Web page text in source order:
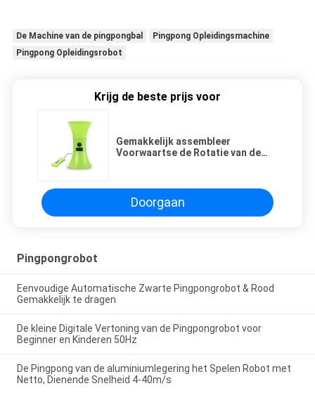
De Machine van de pingpongbal
Pingpong Opleidingsmachine
Pingpong Opleidingsrobot
Krijg de beste prijs voor
Gemakkelijk assembleer
Voorwaartse de Rotatie van de
Ballenpvc
Doorgaan
Pingpongrobot
Eenvoudige Automatische Zwarte Pingpongrobot & Rood
Gemakkelijk te dragen
De kleine Digitale Vertoning van de Pingpongrobot voor
Beginner en Kinderen 50Hz
De Pingpong van de aluminiumlegering het Spelen Robot met
Netto, Dienende Snelheid 4-40m/s